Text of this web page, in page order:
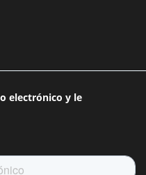
electrónico y le